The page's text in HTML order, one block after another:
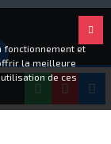
réservés
fonctionnement et
la meilleure
de ces